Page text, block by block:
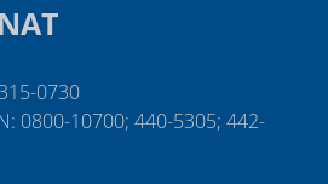
0730
0800-10700; 440-5305; 442-